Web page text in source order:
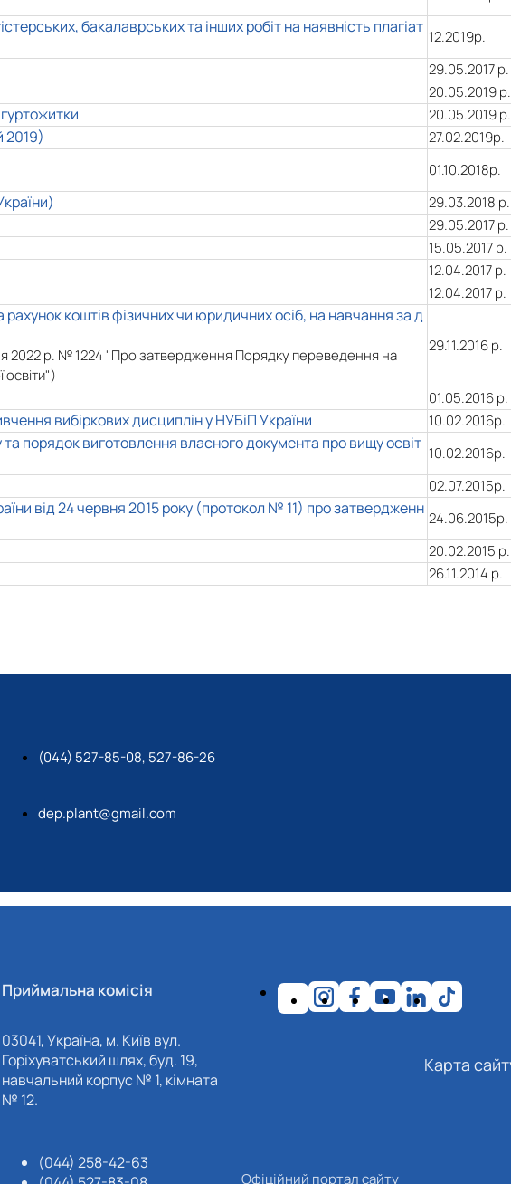
бакалаврських та інших робіт на наявність плагіат
12.2019р.
29.05.2017 р.
20.05.2019 р.
20.05.2019 р.
2019)
27.02.2019р.
01.10.2018р.
29.03.2018 р.
29.05.2017 р.
15.05.2017 р.
12.04.2017 р.
12.04.2017 р.
коштів фізичних чи юридичних осіб, на навчання за д
2022 р. № 1224 "Про затвердження Порядку переведення на
29.11.2016 р.
01.05.2016 р.
вибіркових дисциплін у НУБіП України
10.02.2016р.
порядок виготовлення власного документа про вищу освіт
10.02.2016р.
02.07.2015р.
від 24 червня 2015 року (протокол № 11) про затвердженн
24.06.2015р.
20.02.2015 р.
26.11.2014 р.
(044) 527-85-08, 527-86-26
dep.plant@gmail.com
Приймальна комісія
03041, Україна, м. Київ вул.
Горіхуватський шлях, буд. 19,
навчальний корпус № 1, кімната
№ 12.
(044) 258-42-63
Карта
Офіційний портал сайту